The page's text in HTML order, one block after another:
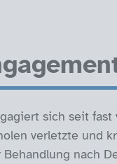
sich seit fast
verletzte und
nach